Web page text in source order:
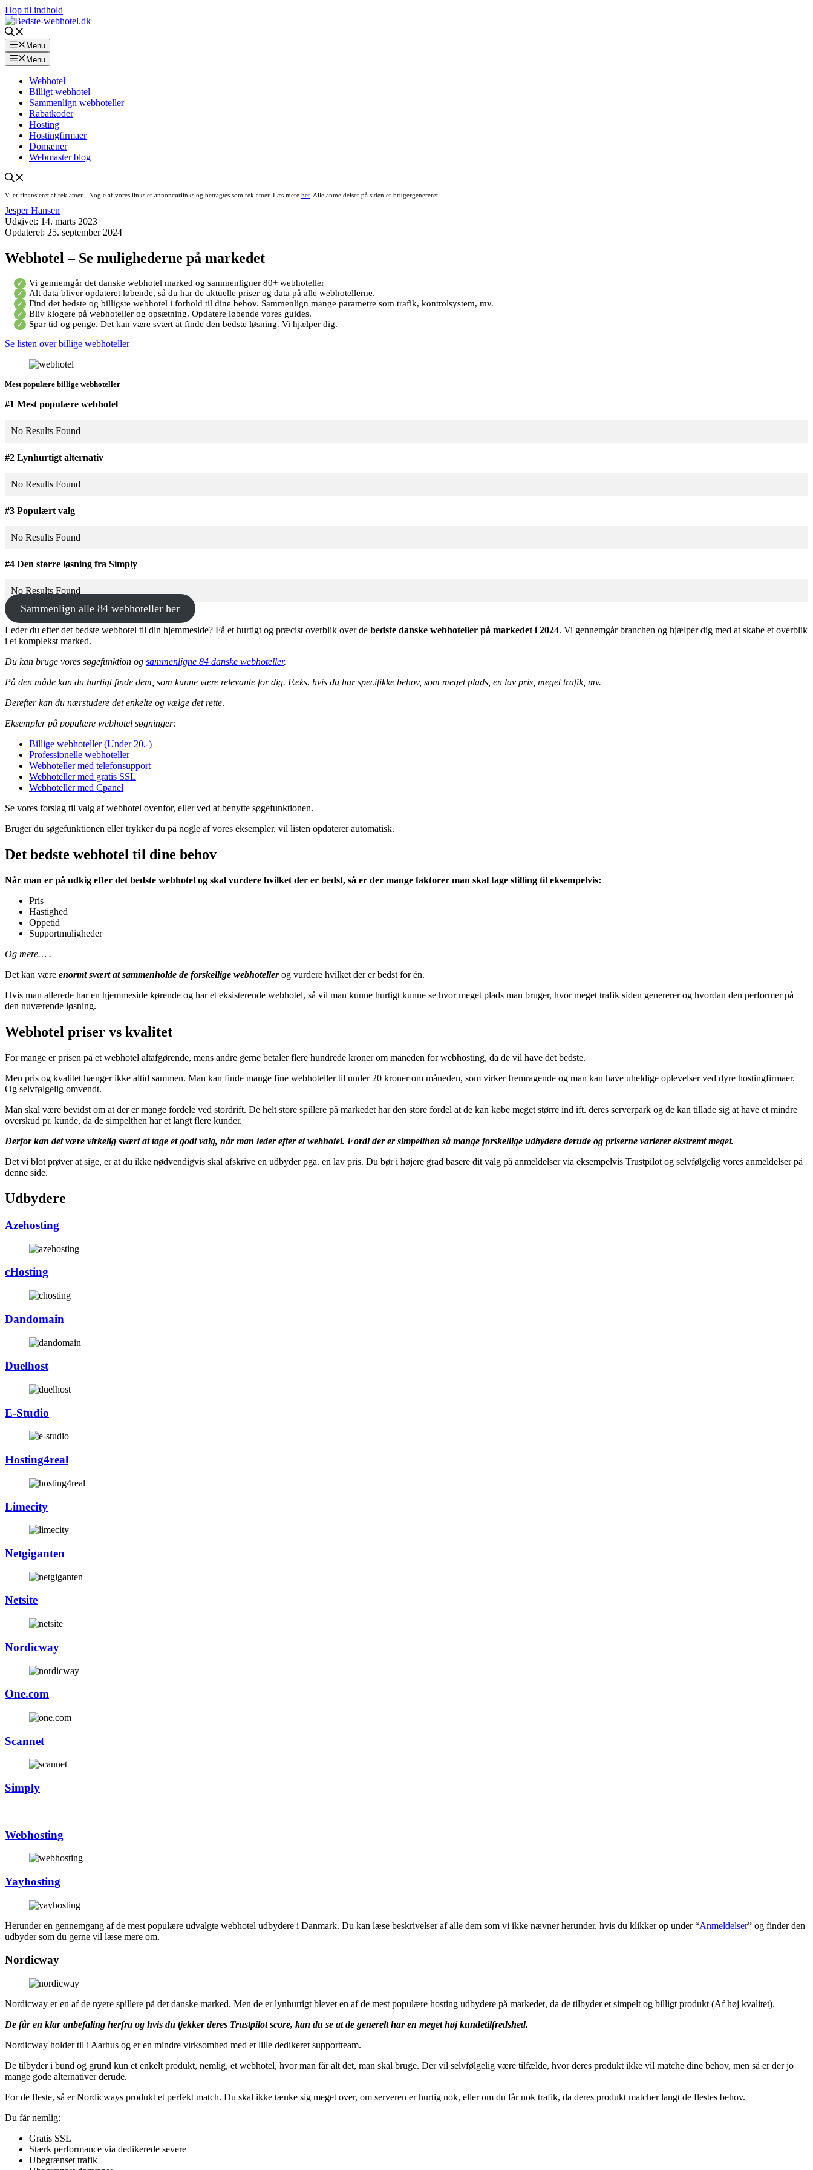
Hop til indhold
Menu
Menu
Webhotel
Billigt webhotel
Sammenlign webhoteller
Rabatkoder
Hosting
Hostingfirmaer
Domæner
Webmaster blog
Vi er finansieret af reklamer - Nogle af vores links er annoncørlinks og betragtes som reklamer. Læs mere her. Alle anmeldelser på siden er brugergenereret.
Jesper Hansen
Udgivet: 14. marts 2023
Opdateret: 25. september 2024
Webhotel – Se mulighederne på markedet
Vi gennemgår det danske webhotel marked og sammenligner 80+ webhoteller
Alt data bliver opdateret løbende, så du har de aktuelle priser og data på alle webhotellerne.
Find det bedste og billigste webhotel i forhold til dine behov. Sammenlign mange parametre som trafik, kontrolsystem, mv.
Bliv klogere på webhoteller og opsætning. Opdatere løbende vores guides.
Spar tid og penge. Det kan være svært at finde den bedste løsning. Vi hjælper dig.
Se listen over billige webhoteller
Mest populære billige webhoteller
#1 Mest populære webhotel
No Results Found
#2 Lynhurtigt alternativ
No Results Found
#3 Populært valg
No Results Found
#4 Den større løsning fra Simply
No Results Found
Sammenlign alle 84 webhoteller her
Leder du efter det bedste webhotel til din hjemmeside? Få et hurtigt og præcist overblik over de bedste danske webhoteller på markedet i 2024. Vi gennemgår branchen og hjælper dig med at skabe et overblik
i et komplekst marked.
Du kan bruge vores søgefunktion og sammenligne 84 danske webhoteller.
På den måde kan du hurtigt finde dem, som kunne være relevante for dig. F.eks. hvis du har specifikke behov, som meget plads, en lav pris, meget trafik, mv.
Derefter kan du nærstudere det enkelte og vælge det rette.
Eksempler på populære webhotel søgninger:
Billige webhoteller (Under 20,-)
Professionelle webhoteller
Webhoteller med telefonsupport
Webhoteller med gratis SSL
Webhoteller med Cpanel
Se vores forslag til valg af webhotel ovenfor, eller ved at benytte søgefunktionen.
Bruger du søgefunktionen eller trykker du på nogle af vores eksempler, vil listen opdaterer automatisk.
Det bedste webhotel til dine behov
Når man er på udkig efter det bedste webhotel og skal vurdere hvilket der er bedst, så er der mange faktorer man skal tage stilling til eksempelvis:
Pris
Hastighed
Oppetid
Supportmuligheder
Og mere… .
Det kan være enormt svært at sammenholde de forskellige webhotellerog vurdere hvilket der er bedst for én.
Hvis man allerede har en hjemmeside kørende og har et eksisterende webhotel, så vil man kunne hurtigt kunne se hvor meget plads man bruger, hvor meget trafik siden genererer og hvordan den performer på
den nuværende løsning.
Webhotel priser vs kvalitet
For mange er prisen på et webhotel altafgørende, mens andre gerne betaler flere hundrede kroner om måneden for webhosting, da de vil have det bedste.
Men pris og kvalitet hænger ikke altid sammen. Man kan finde mange fine webhoteller til under 20 kroner om måneden, som virker fremragende og man kan have uheldige oplevelser ved dyre hostingfirmaer.
Og selvfølgelig omvendt.
Man skal være bevidst om at der er mange fordele ved stordrift. De helt store spillere på markedet har den store fordel at de kan købe meget større ind ift. deres serverpark og de kan tillade sig at have et mindre
overskud pr. kunde, da de simpelthen har et langt flere kunder.
Derfor kan det være virkelig svært at tage et godt valg, når man leder efter et webhotel. Fordi der er simpelthen så mange forskellige udbydere derude og priserne varierer ekstremt meget.
Det vi blot prøver at sige, er at du ikke nødvendigvis skal afskrive en udbyder pga. en lav pris. Du bør i højere grad basere dit valg på anmeldelser via eksempelvis Trustpilot og selvfølgelig vores anmeldelser på
denne side.
Udbydere
Azehosting
cHosting
Dandomain
Duelhost
E-Studio
Hosting4real
Limecity
Netgiganten
Netsite
Nordicway
One.com
Scannet
Simply
Webhosting
Yayhosting
Herunder en gennemgang af de mest populære udvalgte webhotel udbydere i Danmark. Du kan læse beskrivelser af alle dem som vi ikke nævner herunder, hvis du klikker op under “Anmeldelser” og finder den
udbyder som du gerne vil læse mere om.
Nordicway
Nordicway er en af de nyere spillere på det danske marked. Men de er lynhurtigt blevet en af de mest populære hosting udbydere på markedet, da de tilbyder et simpelt og billigt produkt (Af høj kvalitet).
De får en klar anbefaling herfra og hvis du tjekker deres Trustpilot score, kan du se at de generelt har en meget høj kundetilfredshed.
Nordicway holder til i Aarhus og er en mindre virksomhed med et lille dedikeret supportteam.
De tilbyder i bund og grund kun et enkelt produkt, nemlig, et webhotel, hvor man får alt det, man skal bruge. Der vil selvfølgelig være tilfælde, hvor deres produkt ikke vil matche dine behov, men så er der jo
mange gode alternativer derude.
For de fleste, så er Nordicways produkt et perfekt match. Du skal ikke tænke sig meget over, om serveren er hurtig nok, eller om du får nok trafik, da deres produkt matcher langt de flestes behov.
Du får nemlig:
Gratis SSL
Stærk performance via dedikerede severe
Ubegrænset trafik